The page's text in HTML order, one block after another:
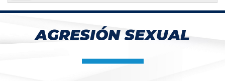
About Us
AGRESIÓN SEXUAL